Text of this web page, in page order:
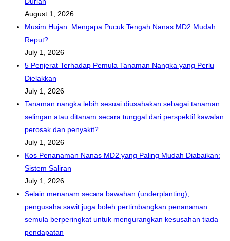
August 1, 2026
Musim Hujan: Mengapa Pucuk Tengah Nanas MD2 Mudah
Reput?
July 1, 2026
5 Penjerat Terhadap Pemula Tanaman Nangka yang Perlu
Dielakkan
July 1, 2026
Tanaman nangka lebih sesuai diusahakan sebagai tanaman
selingan atau ditanam secara tunggal dari perspektif kawalan
perosak dan penyakit?
July 1, 2026
Kos Penanaman Nanas MD2 yang Paling Mudah Diabaikan:
Sistem Saliran
July 1, 2026
Selain menanam secara bawahan (underplanting),
pengusaha sawit juga boleh pertimbangkan penanaman
semula berperingkat untuk mengurangkan kesusahan tiada
pendapatan